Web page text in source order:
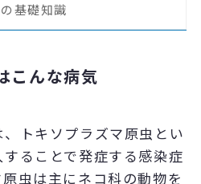
基礎知識
こんな病気
トキソプラズマ原虫とい
ることで発症する感染症
虫は主にネコ科の動物を